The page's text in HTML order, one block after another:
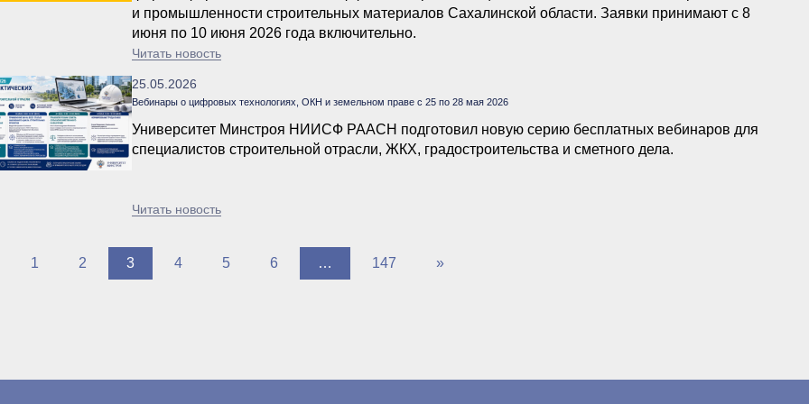
и промышленности строительных материалов Сахалинской области. Заявки принимают с 8
июня по 10 июня 2026 года включительно.
Читать новость
25.05.2026
Вебинары о цифровых технологиях, ОКН и земельном праве с 25 по 28 мая 2026
Университет Минстроя НИИСФ РААСН подготовил новую серию бесплатных вебинаров для
специалистов строительной отрасли, ЖКХ, градостроительства и сметного дела.
Читать новость
1 2 3 4 5 6 … 147 »